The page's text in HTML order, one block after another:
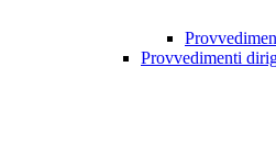
Provvedimenti